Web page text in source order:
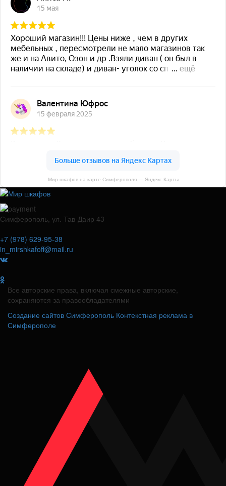
Мир шкафов на карте Симферополя — Яндекс Карты
Симферополь, ул. Тав-Даир 43
+7 (978) 629-95-38
in_mirshkafoff@mail.ru
Все авторские права, включая смежные авторские,
сохраняются за правообладателями
Создание сайтов Симферополь Контекстная реклама в
Симферополе